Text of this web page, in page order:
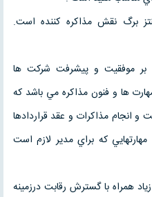
برگ نقش مذاكره كننده است.
بر موفقيت و پيشرفت شركت ها
ها و فنون مذاكره مي باشد كه
انجام مذاكرات و عقد قراردادها
كه براي مدير لازم است
همراه با گسترش رقابت درزمينه